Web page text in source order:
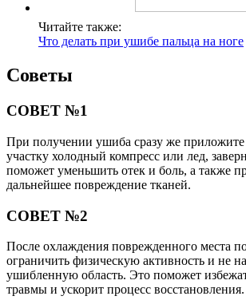
Читайте также:
Что делать при ушибе пальца на ноге
Советы
СОВЕТ №1
При получении ушиба сразу же
участку холодный компресс или лед,
поможет уменьшить отек и боль, а также
дальнейшее повреждение тканей.
СОВЕТ №2
После охлаждения поврежденного места
ограничить физическую активность и не
ушибленную область. Это поможет
травмы и ускорит процесс восстановления.